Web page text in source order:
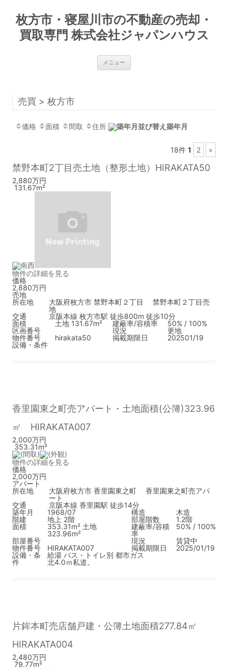
枚方市・寝屋川市の不動産の売却・
買取専門 株式会社ジャパンハウス
メニュー
キ
プ
売買 > 枚方市
価格 面積 間取 住所 築年月
18件 1 2 »
禁野本町2丁目売土地（整形土地）HIRAKATA50
2,880万円
131.67m²
物件の詳細を見る
価格
2,880万円
売地
所在地
大阪府枚方市 禁野本町２丁目 禁野本町２丁目売
地
交通
京阪本線 枚方市駅 徒歩800m 徒歩10分
面積
土地 131.67m² 建蔽率/容積率
50% / 100%
区画番号
現況
更地
物件番号
hirakata50 掲載期限日
202501/19
設備・条件
香里園東之町売アパート・土地面積(公簿)323.96
㎡ HIRAKATA007
2,000万円
353.31m²
物件の詳細を見る
価格
2,000万円
アパート
所在地
大阪府枚方市 香里園東之町 香里園東之町売アパ
ート
交通
京阪本線 香里園駅 徒歩14分
築年月
1968/07 構造
木造
階建
地上 2階 部屋階数
1.2階
面積
353.31m² 土地
323.96m²
建蔽率/容積
率
50% / 100%
部屋番号
現況
賃貸中
物件番号
HIRAKATA007 掲載期限日
2025/01/19
設備・条
件
給湯 バス・トイレ別 都市ガス
北4.0ｍ私道。
片鉾本町売店舗戸建・公簿土地面積277.84㎡
HIRAKATA004
2,480万円
79.77m²